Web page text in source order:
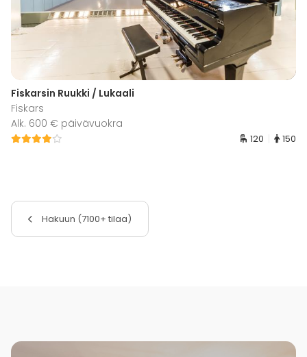
Fiskarsin Ruukki / Lukaali
Fiskars
Alk. 600 € päivävuokra
120 150
Hakuun (7100+ tilaa)